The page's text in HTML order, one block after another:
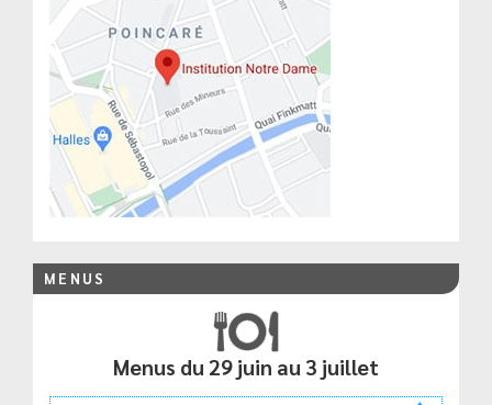
MENUS
Menus du 29 juin au 3 juillet